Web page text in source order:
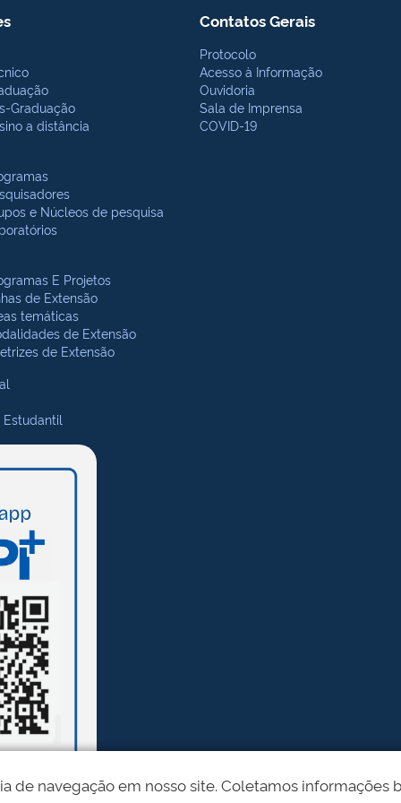
Graduação
a distância
e Núcleos de pesquisa
E Projetos
de Extensão
temáticas
de Extensão
de Extensão
Contatos Gerais
Protocolo
Acesso à Informação
Ouvidoria
Sala de Imprensa
COVID-19
navegação em nosso site. Coletamos informações